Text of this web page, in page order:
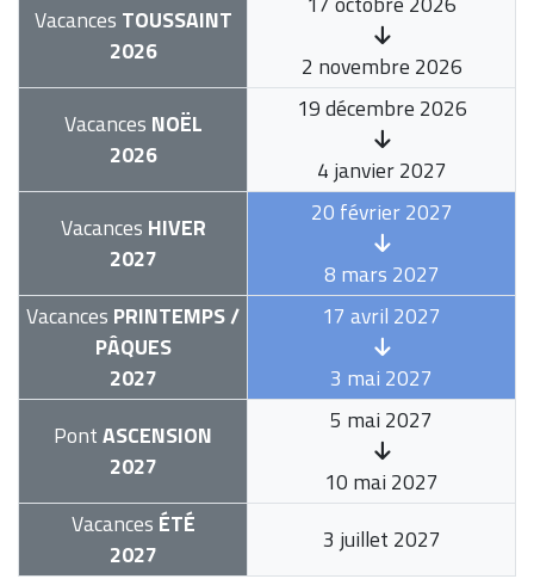
Vacances TOUSSAINT
2026
2 novembre 2026
Vacances NOËL
2026
19 décembre 2026
4 janvier 2027
Vacances HIVER
2027
20 février 2027
8 mars 2027
Vacances PRINTEMPS /
PÂQUES
2027
17 avril 2027
3 mai 2027
PontASCENSION
2027
5 mai 2027
10 mai 2027
Vacances ÉTÉ
2027
3 juillet 2027